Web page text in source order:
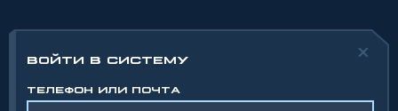
ВОЙТИ В СИСТЕМУ
ТЕЛЕФОН ИЛИ ПОЧТА